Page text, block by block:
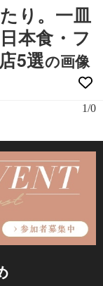
り。一皿
本食・フ
5選の画像
1/0